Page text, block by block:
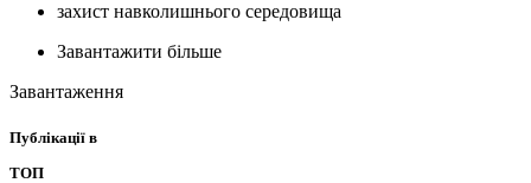
захист навколишнього середовища
Завантажити більше
Завантаження
Публікації в
ТОП